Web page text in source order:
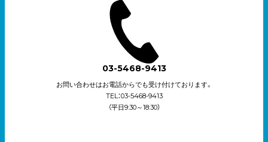
03-5468-9413
お問い合わせはお電話からでも受け付けております。
TEL：03-5468-9413
（平日9:30～18:30）